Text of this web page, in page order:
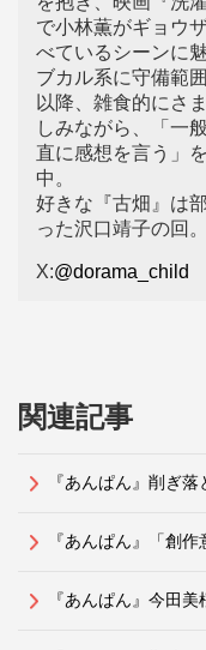
で小林薫がギョウ
べているシーンに
ブカル系に守備範
以降、雑食的にさ
しみながら、「一
直に感想を言う」
中。
好きな『古畑』は
った沢口靖子の回。
X:@dorama_child
関連記事
『あんぱん』削ぎ
『あんぱん』「創
『あんぱん』今田